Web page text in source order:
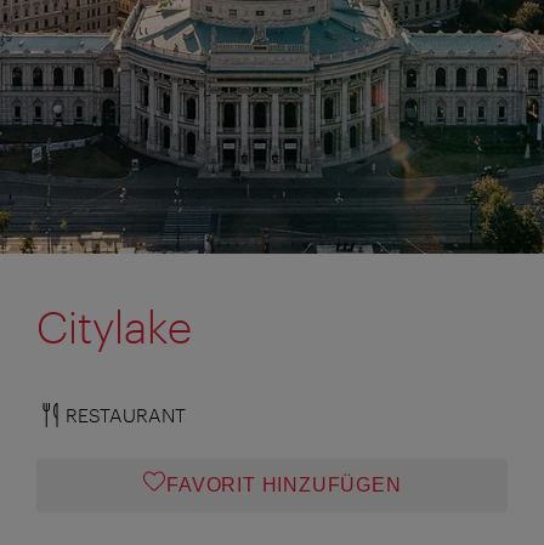
Citylake
RESTAURANT
FAVORIT HINZUFÜGEN